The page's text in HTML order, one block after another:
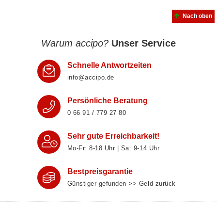
Nach oben
Warum accipo? Unser Service
Schnelle Antwortzeiten
info@accipo.de
Persönliche Beratung
0 66 91 / 779 27 80
Sehr gute Erreichbarkeit!
Mo-Fr: 8‑18 Uhr | Sa: 9‑14 Uhr
Bestpreisgarantie
Günstiger gefunden >> Geld zurück